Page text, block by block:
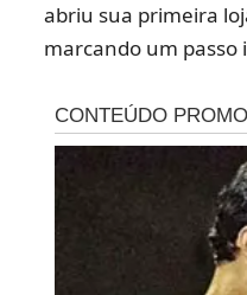
abriu sua primeira
marcando um